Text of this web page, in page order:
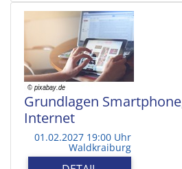
Grundlagen
Internet
01.02.2027 19:00 Uhr
Waldkraiburg